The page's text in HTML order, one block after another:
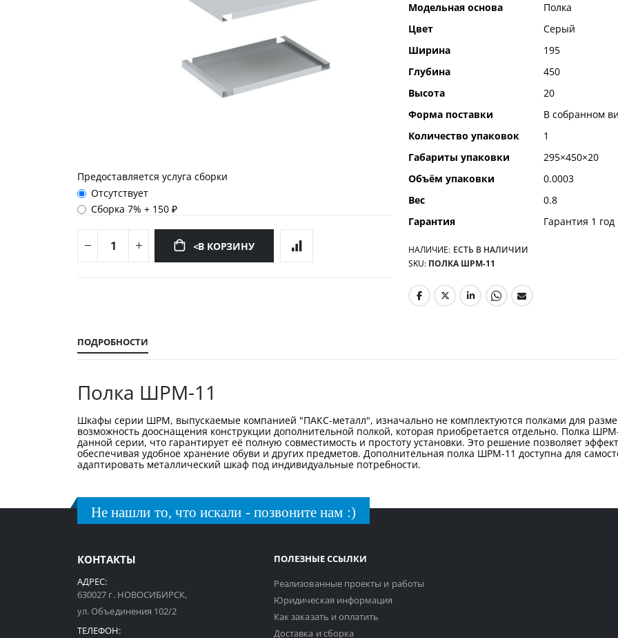
Предоставляется услуга сборки
Отсутствует
Сборка 7%+ 150 ₽
<В КОРЗИНУ
изображений
Модельная основа
Полка
Цвет
Серый
Ширина
195
Глубина
450
Высота
20
Форма поставки
В собранном
Количество упаковок
1
Габариты упаковки
295×450×20
Объём упаковки
0.0003
Вес
0.8
Гарантия
Гарантия 1 год
НАЛИЧИЕ: ЕСТЬ В НАЛИЧИИ
SKU ПОЛКА ШРМ-11
ПОДРОБНОСТИ
Полка ШРМ-11
Шкафы серии ШРМ, выпускаемые компанией "ПАКС-металл", изначально не комплектуются полками для
возможность дооснащения конструкции дополнительной полкой, которая приобретается отдельно. Полка
данной серии, что гарантирует её полную совместимость и простоту установки. Это решение позволяет
обеспечивая удобное хранение обуви и других предметов. Дополнительная полка ШРМ-11 доступна для
адаптировать металлический шкаф под индивидуальные потребности.
Не нашли то, что искали - позвоните нам :)
КОНТАКТЫ
АДРЕС:
630027 г. НОВОСИБИРСК,
ул. Объединения 102/2
ТЕЛЕФОН:
ПОЛЕЗНЫЕ ССЫЛКИ
Реализованные проекты и работы
Юридическая информация
Как заказать и оплатить
Доставка и сборка